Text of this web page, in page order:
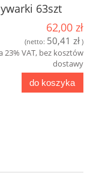
63szt
62,00 zł
(netto: 50,41 zł )
23% VAT, bez kosztów
dostawy
do koszyka